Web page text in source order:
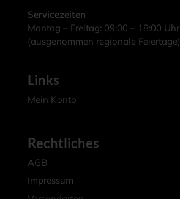
Servicezeiten
Montag – Freitag: 09:00 – 18:00 Uhr
(ausgenommen regionale Feiertage)
Links
Mein Konto
Rechtliches
AGB
Impressum